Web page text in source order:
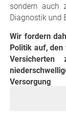
sondern auch
Diagnostik und
Wir fordern
Politik auf,